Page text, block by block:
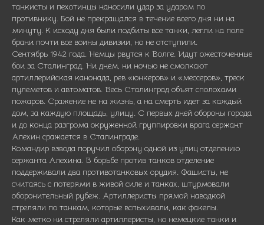
танкисты и пехотинцы наносили удар за ударом по
противнику. Бой не прекращался в течение всего дня ни на
минуту. К исходу дня были подбиты все танки, легли на поле
брани почти все воины дивизии, но не отступили.
Сентябрь 1942 года. Немцы рвутся к Волге. Идут ожесточенные
бои за Сталинград. Ни днем, ни ночью не смолкают
артиллерийская канонада, рев «юнкеров» и «мессеров», треск
пулеметов и автоматов. Весь Сталинград объят сполохами
пожаров. Сражение не на жизнь, а на смерть идет за каждый
дом, за каждую площадь, улицу. С первых дней обороны города
и до конца разгрома окруженной группировки врага сержант
Алехин сражается в Сталинграде.
Командир взвода поручил оборону одной из улиц отделению
сержанта Алехина. В борьбе против танков отделение
поддерживали два противотанковых орудия. Фашисты, не
считаясь с потерями в живой силе и танках, штурмовали
оборонительный рубеж. Артиллеристы прямой наводкой
стреляли по танкам, которые вспыхивали, как факелы.
Как метко ни стреляли артиллеристы, но немецкие танки и